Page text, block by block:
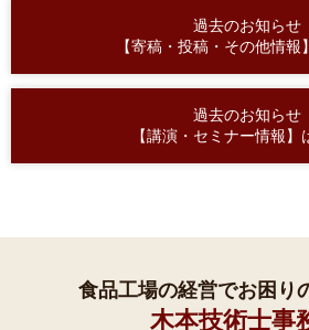
過去のお知らせ
【寄稿・投稿・その他情報
過去のお知らせ
【講演・セミナー情報】
食品工場の経営でお困り
木本技術士事